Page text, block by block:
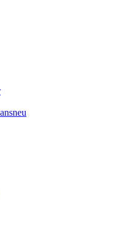
neu